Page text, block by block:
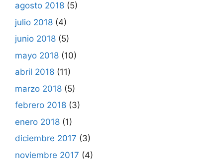
agosto 2018 (5)
julio 2018 (4)
junio 2018 (5)
mayo 2018 (10)
abril 2018 (11)
marzo 2018 (5)
febrero 2018 (3)
enero 2018 (1)
diciembre 2017 (3)
noviembre 2017 (4)